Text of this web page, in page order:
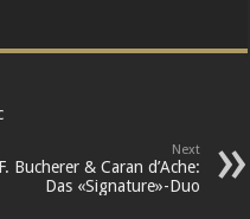
Next
Bucherer & Caran d’Ache:
Das «Signature»-Duo